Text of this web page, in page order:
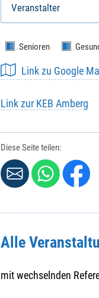
Veranstalter
Senioren
Link zu Google
Link zur KEB Amberg
Diese Seite teilen:
Alle
mit wechselnden